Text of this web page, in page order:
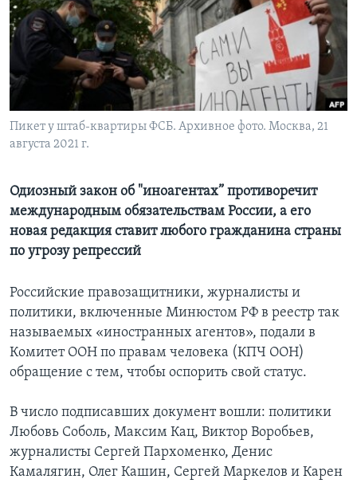
Learning English
СОЦИАЛЬНЫЕ СЕТИ
Языки
Пикет у штаб-квартиры ФСБ. Архивное фото. Москва, 21
августа 2021 г.
Одиозный закон об "иноагентах” противоречит
международным обязательствам России, а его
новая редакция ставит любого гражданина страны
по угрозу репрессий
Российские правозащитники, журналисты и
политики, включенные Минюстом РФ в реестр так
называемых «иностранных агентов», подали в
Комитет ООН по правам человека (КПЧ ООН)
обращение с тем, чтобы оспорить свой статус.
В число подписавших документ вошли: политики
Любовь Соболь, Максим Кац, Виктор Воробьев,
журналисты Сергей Пархоменко, Денис
Камалягин, Олег Кашин, Сергей Маркелов и Карен